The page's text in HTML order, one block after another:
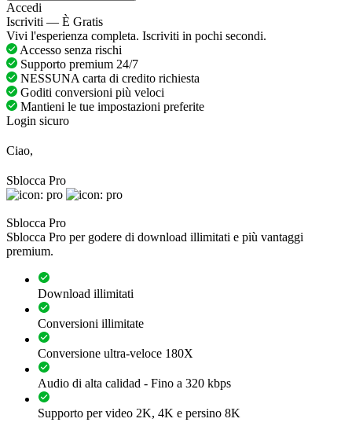
Accedi
Iscriviti — È Gratis
Vivi l'esperienza completa. Iscriviti in pochi secondi.
Accesso senza rischi
Supporto premium 24/7
NESSUNA carta di credito richiesta
Goditi conversioni più veloci
Mantieni le tue impostazioni preferite
Login sicuro
Ciao,
Sblocca Pro
Sblocca Pro
Sblocca Pro per godere di download illimitati e più vantaggi
premium.
Download illimitati
Conversioni illimitate
Conversione ultra-veloce 180X
Audio di alta calidad - Fino a 320 kbps
Supporto per video 2K, 4K e persino 8K